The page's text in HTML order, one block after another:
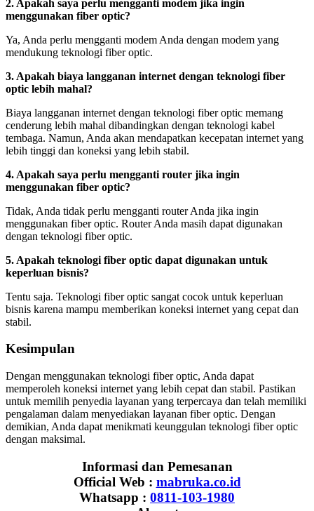
2. Apakah saya perlu mengganti modem jika ingin
menggunakan fiber optic?
Ya, Anda perlu mengganti modem Anda dengan modem yang
mendukung teknologi fiber optic.
3. Apakah biaya langganan internet dengan teknologi fiber
optic lebih mahal?
Biaya langganan internet dengan teknologi fiber optic memang
cenderung lebih mahal dibandingkan dengan teknologi kabel
tembaga. Namun, Anda akan mendapatkan kecepatan internet yang
lebih tinggi dan koneksi yang lebih stabil.
4. Apakah saya perlu mengganti router jika ingin
menggunakan fiber optic?
Tidak, Anda tidak perlu mengganti router Anda jika ingin
menggunakan fiber optic. Router Anda masih dapat digunakan
dengan teknologi fiber optic.
5. Apakah teknologi fiber optic dapat digunakan untuk
keperluan bisnis?
Tentu saja. Teknologi fiber optic sangat cocok untuk keperluan
bisnis karena mampu memberikan koneksi internet yang cepat dan
stabil.
Kesimpulan
Dengan menggunakan teknologi fiber optic, Anda dapat
memperoleh koneksi internet yang lebih cepat dan stabil. Pastikan
untuk memilih penyedia layanan yang terpercaya dan telah memiliki
pengalaman dalam menyediakan layanan fiber optic. Dengan
demikian, Anda dapat menikmati keunggulan teknologi fiber optic
dengan maksimal.
Informasi dan Pemesanan
Official Web : mabruka.co.id
Whatsapp : 0811-103-1980